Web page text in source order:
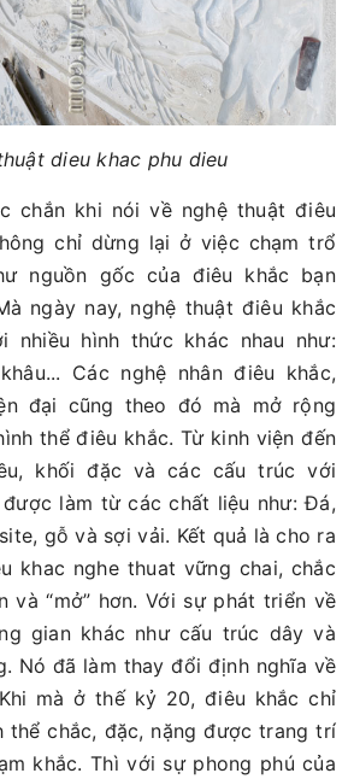
dieu khac phu dieu
chắn khi nói về nghệ thuật điêu
chỉ dừng lại ở việc chạm trổ
nguồn gốc của điêu khắc bạn
ngày nay, nghệ thuật điêu khắc
nhiều hình thức khác nhau như:
Các nghệ nhân điêu khắc,
đại cũng theo đó mà mở rộng
thể điêu khắc. Từ kinh viện đến
khối đặc và các cấu trúc với
làm từ các chất liệu như: Đá,
gỗ và sợi vải. Kết quả là cho ra
khac nghe thuat vững chai, chắc
và “mở” hơn. Với sự phát triển về
gian khác như cấu trúc dây và
Nó đã làm thay đổi định nghĩa về
mà ở thế kỷ 20, điêu khắc chỉ
thể chắc, đặc, nặng được trang trí
khắc. Thì với sự phong phú của